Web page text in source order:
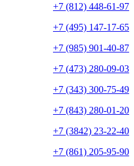
+7 (812) 448-61-97
+7 (495) 147-17-65
+7 (985) 901-40-87
+7 (473) 280-09-03
+7 (343) 300-75-49
+7 (843) 280-01-20
+7 (3842) 23-22-40
+7 (861) 205-95-90